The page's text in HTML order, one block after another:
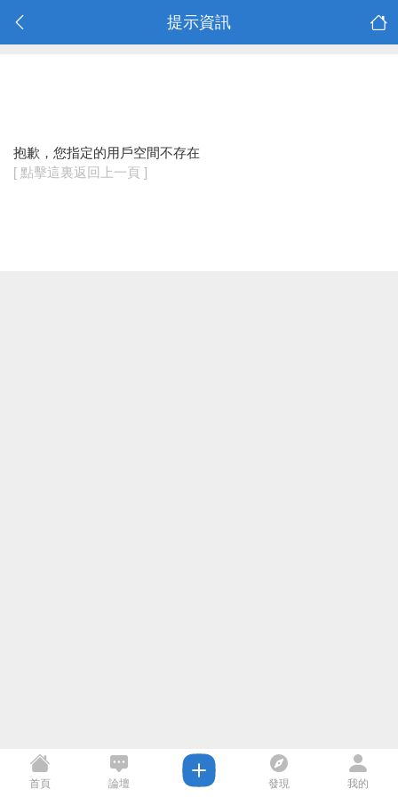
提示資訊
抱歉，您指定的用戶空間不存在
[ 點擊這裏返回上一頁 ]
首頁 論壇 發現 我的